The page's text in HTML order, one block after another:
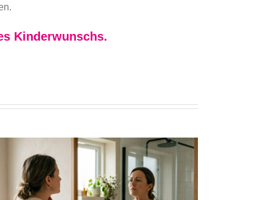
Kinderwunschs.